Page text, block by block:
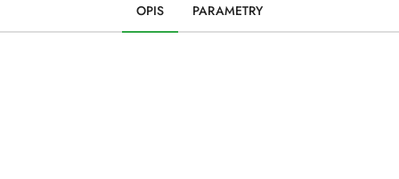
OPIS PARAMETRY